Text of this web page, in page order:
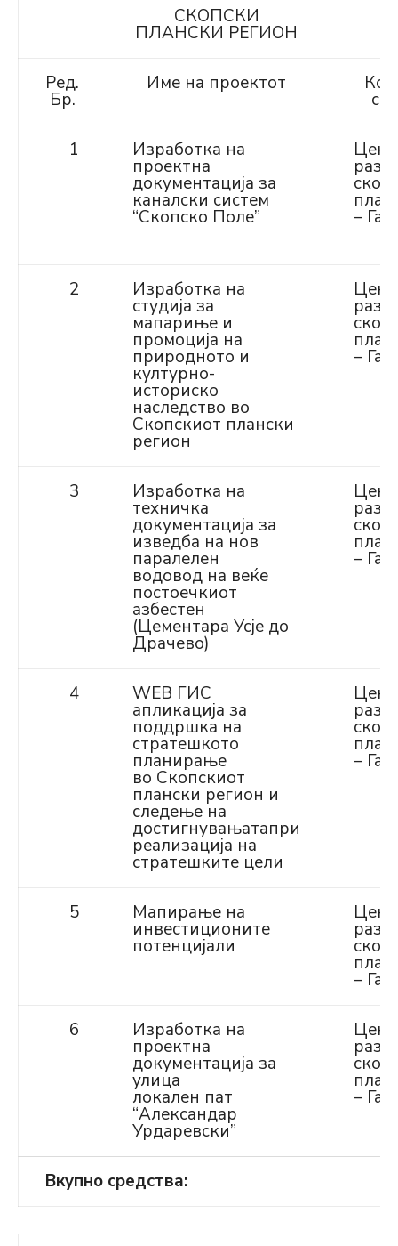
СКОПСКИ
ПЛАНСКИ РЕГИОН
Ред.
Бр.
Име на проектот
1 Изработка на
проектна
документација за
каналски систем
“Скопско Поле” –
2 Изработка на
студија за
мапариње и
промоција на
природното и
културно-
историско
наследство во
Скопскиот плански
регион
–
3 Изработка на
техничка
документација за
изведба на нов
паралелен
водовод на веќе
постоечкиот
азбестен
(Цементара Усје до
Драчево)
–
4 WEB ГИС
апликација за
поддршка на
стратешкото
планирање
во Скопскиот
плански регион и
следење на
достигнувањатапри
реализација на
стратешките цели
–
5 Мапирање на
инвестиционите
потенцијали
–
6 Изработка на
проектна
документација за
улица
локален пат
“Александар
Урдаревски”
–
Вкупно средства: